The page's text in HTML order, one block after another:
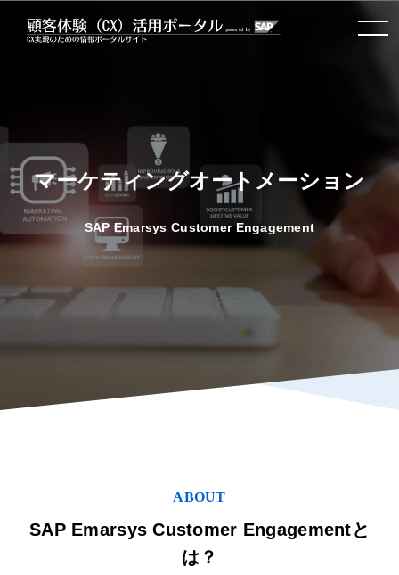
toggle
navigation
マーケティングオートメーション
SAP Emarsys Customer Engagement
ABOUT
SAP Emarsys Customer Engagementと
は？